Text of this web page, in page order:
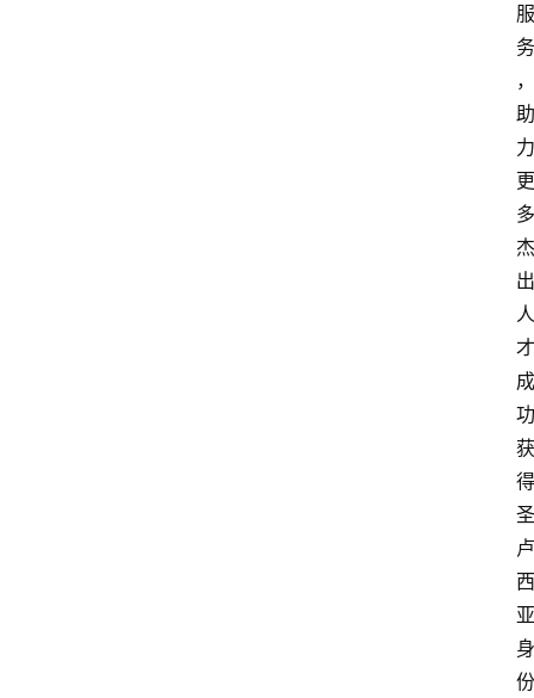
服
务
，
助
力
更
多
杰
出
人
才
成
功
获
得
圣
卢
西
亚
身
份